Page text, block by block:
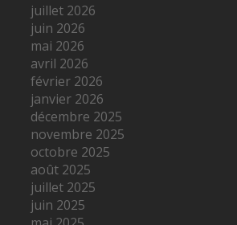
juillet 2026
juin 2026
mai 2026
avril 2026
février 2026
janvier 2026
décembre 2025
novembre 2025
octobre 2025
août 2025
juillet 2025
juin 2025